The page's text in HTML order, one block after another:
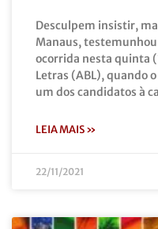
Desculpem insistir,
Manaus,
ocorrida nesta quinta
Letras (ABL), quando
um dos candidatos à
LEIA MAIS »
22/11/2021